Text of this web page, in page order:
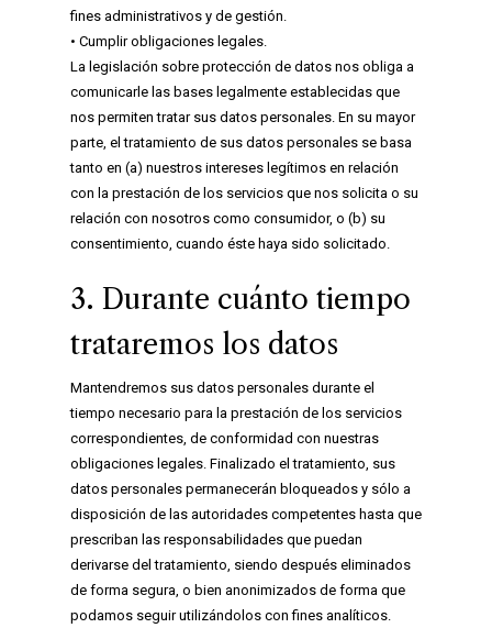
fines administrativos y de gestión.
• Cumplir obligaciones legales.
La legislación sobre protección de datos nos obliga a
comunicarle las bases legalmente establecidas que
nos permiten tratar sus datos personales. En su mayor
parte, el tratamiento de sus datos personales se basa
tanto en (a) nuestros intereses legítimos en relación
con la prestación de los servicios que nos solicita o su
relación con nosotros como consumidor, o (b) su
consentimiento, cuando éste haya sido solicitado.
3. Durante cuánto tiempo
trataremos los datos
Mantendremos sus datos personales durante el
tiempo necesario para la prestación de los servicios
correspondientes, de conformidad con nuestras
obligaciones legales. Finalizado el tratamiento, sus
datos personales permanecerán bloqueados y sólo a
disposición de las autoridades competentes hasta que
prescriban las responsabilidades que puedan
derivarse del tratamiento, siendo después eliminados
de forma segura, o bien anonimizados de forma que
podamos seguir utilizándolos con fines analíticos.